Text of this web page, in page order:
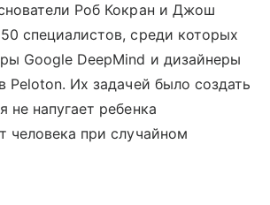
Роб Кокран и Джош
специалистов, среди которых
Google DeepMind и дизайнеры
Peloton. Их задачей было создать
не напугает ребенка
человека при случайном